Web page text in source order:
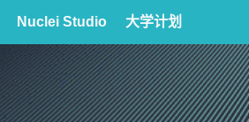
Nuclei Studio 大学计划